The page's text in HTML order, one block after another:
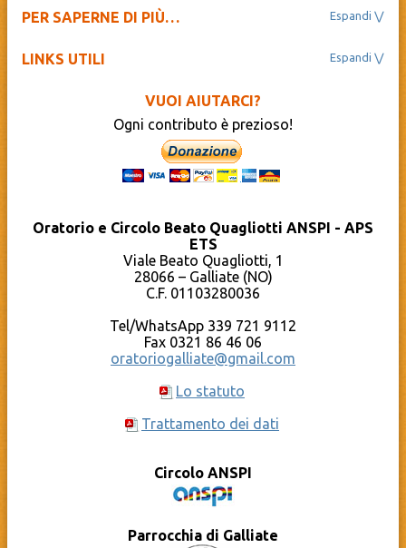
PER SAPERNE DI PIÙ…
Novantesimo
OBQ Next 100
Sport
LINKS UTILI
BibbiaEdu – La Sacra Bibbia
Cathopedia – L’Enciclopedia Cattolica
Centro Missionario Diocesano – Novara
Liturgia del giorno – Chiesa Cattolica
Pro Loco Galliate
YouTube – Oratorio Beato Quagliotti
VUOI AIUTARCI?
Ogni contributo è prezioso!
Oratorio e Circolo Beato Quagliotti ANSPI - APS
ETS
Viale Beato Quagliotti, 1
28066 – Galliate (NO)
C.F. 01103280036
Tel/WhatsApp 339 721 9112
Fax 0321 86 46 06
oratoriogalliate@gmail.com
Lo statuto
Trattamento dei dati
Circolo ANSPI
Parrocchia di Galliate